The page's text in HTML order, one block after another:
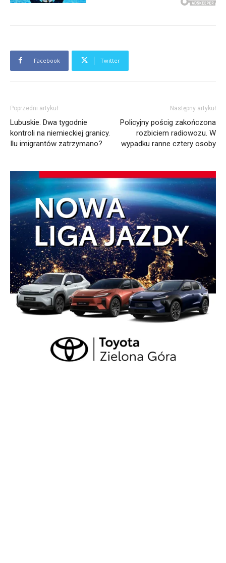
Facebook Twitter
Poprzedni artykuł
Lubuskie. Dwa tygodnie
kontroli na niemieckiej granicy.
Ilu imigrantów zatrzymano?
Następny artykuł
Policyjny pościg zakończona
rozbiciem radiowozu. W
wypadku ranne cztery osoby